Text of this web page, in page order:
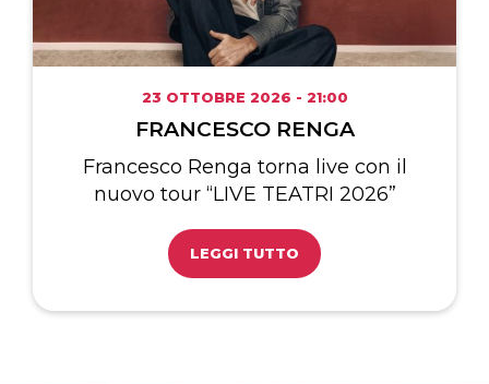
23 OTTOBRE 2026 - 21:00
FRANCESCO RENGA
Francesco Renga torna live con il
nuovo tour “LIVE TEATRI 2026”
LEGGI TUTTO